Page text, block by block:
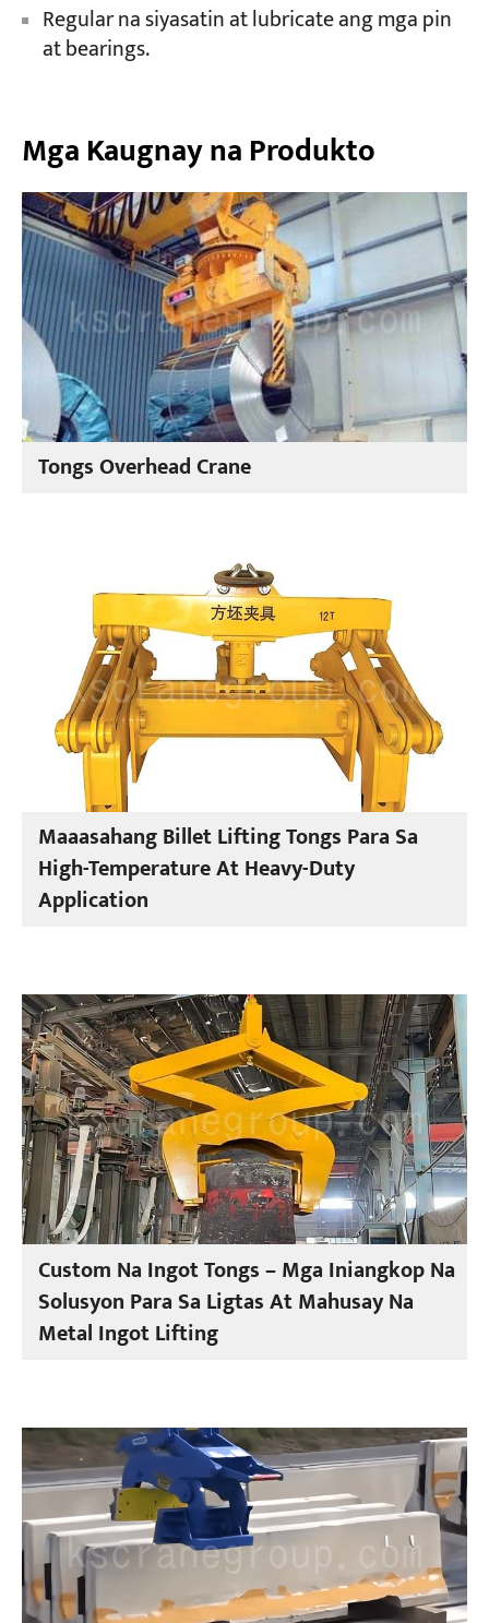
Regular na siyasatin at lubricate ang mga pin
at bearings.
Mga Kaugnay na Produkto
Tongs Overhead Crane
Maaasahang Billet Lifting Tongs Para Sa
High-Temperature At Heavy-Duty
Application
Custom Na Ingot Tongs – Mga Iniangkop Na
Solusyon Para Sa Ligtas At Mahusay Na
Metal Ingot Lifting